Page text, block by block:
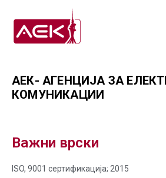
АЕК- АГЕНЦИЈА ЗА
КОМУНИКАЦИИ
Важни врски
ISO, 9001 сертификација; 2015